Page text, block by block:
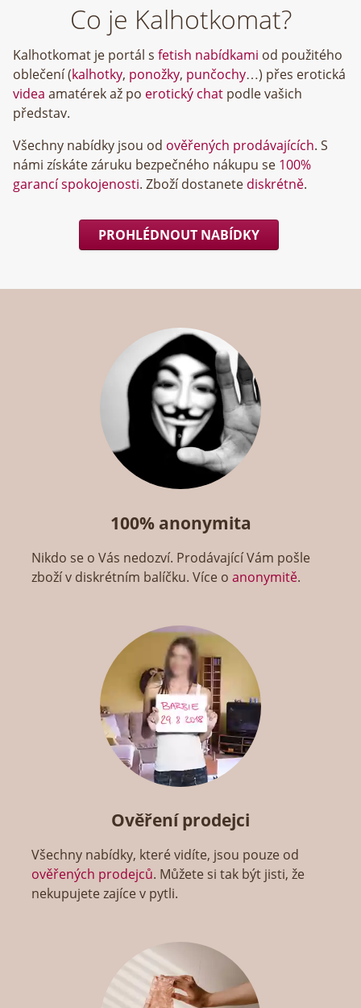
Co je Kalhotkomat?
Kalhotkomat je portál s fetish nabídkami od použitého
oblečení (kalhotky, ponožky, punčochy…) přes erotická
videa amatérek až po erotický chat podle vašich
představ.
Všechny nabídky jsou od ověřených prodávajících. S
námi získáte záruku bezpečného nákupu se 100%
garancí spokojenosti. Zboží dostanete diskrétně.
PROHLÉDNOUT NABÍDKY
100% anonymita
Nikdo se o Vás nedozví. Prodávající Vám pošle
zboží v diskrétním balíčku. Více oanonymitě.
Ověření prodejci
Všechny nabídky, které vidíte, jsou pouze od
ověřených prodejců. Můžete si tak být jisti, že
nekupujete zajíce v pytli.